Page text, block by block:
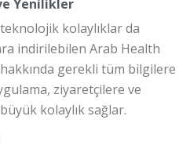
Yenilikler
teknolojik kolaylıklar da
indirilebilen Arab Health
gerekli tüm bilgilere
ziyaretçilere ve
kolaylık sağlar.